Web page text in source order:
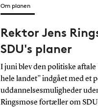
Om planen
Rektor Jens
SDU's planer
I juni blev den politiske
hele landet” indgået med et
uddannelsesmuligheder
Ringsmose fortæller om